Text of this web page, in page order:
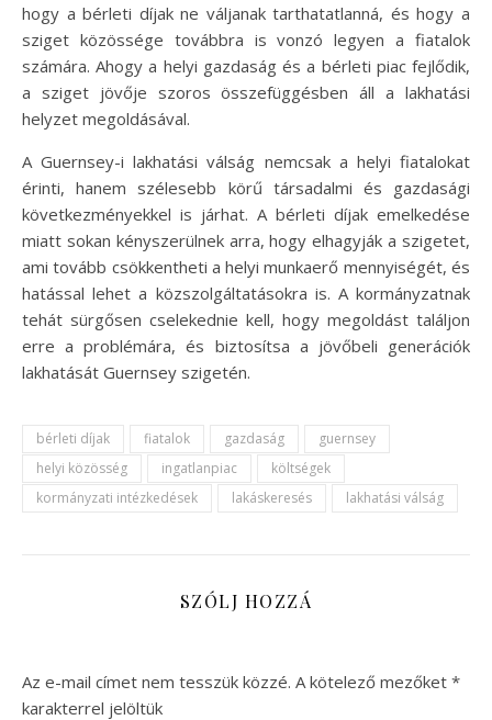
hogy a bérleti díjak ne váljanak tarthatatlanná, és hogy a
sziget közössége továbbra is vonzó legyen a fiatalok
számára. Ahogy a helyi gazdaság és a bérleti piac fejlődik,
a sziget jövője szoros összefüggésben áll a lakhatási
helyzet megoldásával.
A Guernsey-i lakhatási válság nemcsak a helyi fiatalokat
érinti, hanem szélesebb körű társadalmi és gazdasági
következményekkel is járhat. A bérleti díjak emelkedése
miatt sokan kényszerülnek arra, hogy elhagyják a szigetet,
ami tovább csökkentheti a helyi munkaerő mennyiségét, és
hatással lehet a közszolgáltatásokra is. A kormányzatnak
tehát sürgősen cselekednie kell, hogy megoldást találjon
erre a problémára, és biztosítsa a jövőbeli generációk
lakhatását Guernsey szigetén.
bérleti díjak fiatalok gazdaság
guernsey
helyi közösség
ingatlanpiac
költségek
kormányzati intézkedések
lakáskeresés lakhatási válság
SZÓLJ HOZZÁ
Az e-mail címet nem tesszük közzé. A kötelező mezőket *
karakterrel jelöltük